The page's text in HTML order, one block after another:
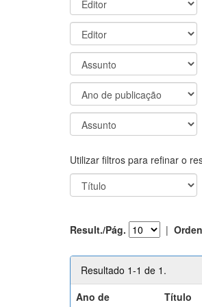
Utilizar filtros para refinar o
Result./Pág. |
Resultado 1-1 de 1.
Ano de
Título